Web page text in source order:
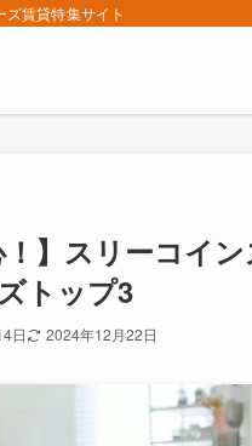
賃貸特集サイト
！】スリーコイ
トップ3
日 2024年12月22日